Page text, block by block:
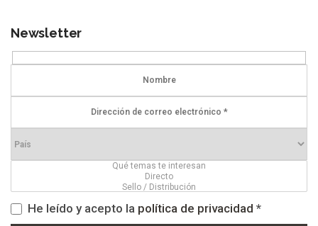
Newsletter
He leído y acepto la política de privacidad *